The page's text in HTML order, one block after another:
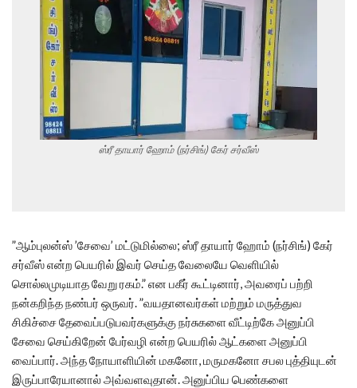
ஸ்ரீ தாயார் ஹோம் (நர்சிங்) கேர் சர்வீஸ்
”ஆம்புலன்ஸ் ’சேவை’ மட்டுமில்லை; ஸ்ரீ தாயார் ஹோம் (நர்சிங்) கேர்
சர்வீஸ் என்ற பெயரில் இவர் செய்த வேலையே வெளியில்
சொல்லமுடியாத வேறு ரகம்.” என பகீர் கூட்டினார், அவரைப் பற்றி
நன்கறிந்த நண்பர் ஒருவர். ”வயதானவர்கள் மற்றும் மருத்துவ
சிகிச்சை தேவைப்படுபவர்களுக்கு நர்சுகளை வீட்டிற்கே அனுப்பி
சேவை செய்கிறேன் பேர்வழி என்ற பெயரில் ஆட்களை அனுப்பி
வைப்பார். அந்த நோயாளியின் மகனோ, மருமகனோ சபல புத்தியுடன்
இருப்பாரேயானால் அவ்வளவுதான். அனுப்பிய பெண்களை